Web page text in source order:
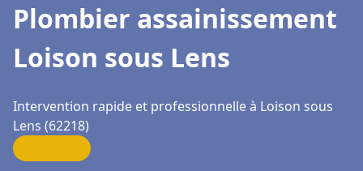
Plombier assainissement
Loison sous Lens
Intervention rapide et professionnelle à Loison sous
Lens (62218)